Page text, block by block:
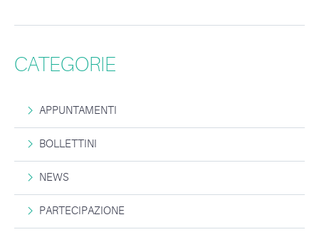
CATEGORIE
APPUNTAMENTI
BOLLETTINI
NEWS
PARTECIPAZIONE